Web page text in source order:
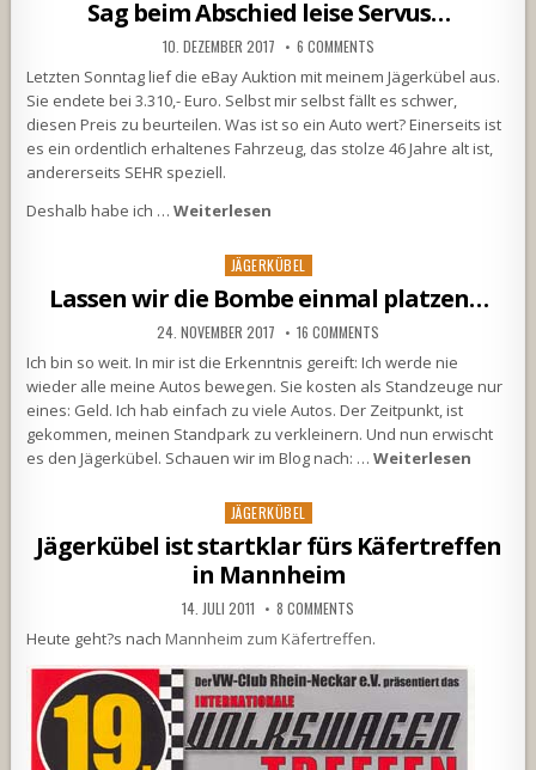
Sag beim Abschied leise Servus…
10. DEZEMBER 2017 6 COMMENTS
Letzten Sonntag lief die eBay Auktion mit meinem Jägerkübel aus.
Sie endete bei 3.310,- Euro. Selbst mir selbst fällt es schwer,
diesen Preis zu beurteilen. Was ist so ein Auto wert? Einerseits ist
es ein ordentlich erhaltenes Fahrzeug, das stolze 46 Jahre alt ist,
andererseits SEHR speziell.
Deshalb habe ich …Weiterlesen
Posted
in
JÄGERKÜBEL
Lassen wir die Bombe einmal platzen…
24. NOVEMBER 2017 16 COMMENTS
Ich bin so weit. In mir ist die Erkenntnis gereift: Ich werde nie
wieder alle meine Autos bewegen. Sie kosten als Standzeuge nur
eines: Geld. Ich hab einfach zu viele Autos. Der Zeitpunkt, ist
gekommen, meinen Standpark zu verkleinern. Und nun erwischt
es den Jägerkübel. Schauen wir im Blog nach: …Weiterlesen
Posted
JÄGERKÜBEL
Jägerkübel ist startklar fürs Käfertreffen
in Mannheim
14. JULI 2011 8 COMMENTS
Heute geht?s nach Mannheim zum Käfertreffen.